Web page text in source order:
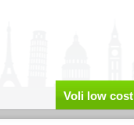
Voli low cost